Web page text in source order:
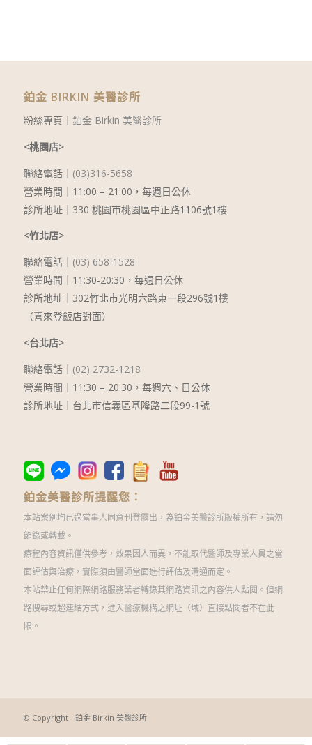
鉑金 BIRKIN 美醫診所
粉絲專頁｜ 鉑金 Birkin 美醫診所
<桃園店>
聯絡電話｜ (03)316-5658
營業時間｜11:00 – 21:00，每週日公休
診所地址｜330 桃園市桃園區中正路1106號1樓
<竹北店>
聯絡電話｜ (03) 658-1528
營業時間｜11:30-20:30，每週日公休
診所地址｜302竹北市光明六路東一段296號1樓
（喜來登飯店對面）
<台北店>
聯絡電話｜ (02) 2732-1218
營業時間｜ 11:30 – 20:30 ，每週六、日公休
診所地址｜台北市信義區基隆路二段99-1號
鉑金美醫診所提醒您：
本站案例均已過當事人同意刊登露出，為鉑金美醫診所版權所有，請勿
節錄或轉載。
療程內容資訊僅供參考，效果因人而異，不能取代醫師及專業人員之當
面評估與治療，實際須由醫師當面進行評估及溝通而定。
本站禁止任何網際網路服務業者轉錄其網路資訊之內容供人點閱。但網
路搜尋或超連結方式，進入醫療機構之網址（域）直接點閱者不在此
限。
© Copyright - 鉑金 Birkin 美醫診所